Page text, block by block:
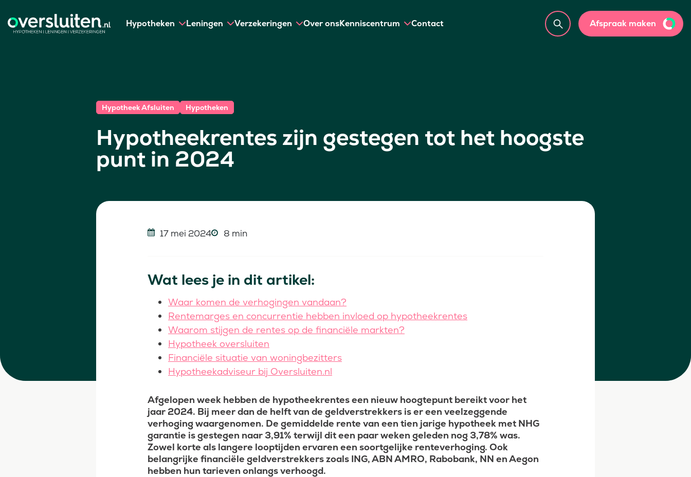
Hypotheken Leningen Verzekeringen Over onsKenniscentrum Contact Afspraak maken
Hypotheek Afsluiten Hypotheken
Hypotheekrentes zijn gestegen tot het hoogste
punt in 2024
17 mei 2024 8 min
Wat lees je in dit artikel:
Waar komen de verhogingen vandaan?
Rentemarges en concurrentie hebben invloed op hypotheekrentes
Waarom stijgen de rentes op de financiële markten?
Hypotheek oversluiten
Financiële situatie van woningbezitters
Hypotheekadviseur bij Oversluiten.nl
Afgelopen week hebben de hypotheekrentes een nieuw hoogtepunt bereikt voor het
jaar 2024. Bij meer dan de helft van de geldverstrekkers is er een veelzeggende
verhoging waargenomen. De gemiddelde rente van een tien jarige hypotheek met NHG
garantie is gestegen naar 3,91% terwijl dit een paar weken geleden nog 3,78% was.
Zowel korte als langere looptijden ervaren een soortgelijke renteverhoging. Ook
belangrijke financiële geldverstrekkers zoals ING, ABN AMRO, Rabobank, NN en Aegon
hebben hun tarieven onlangs verhoogd.